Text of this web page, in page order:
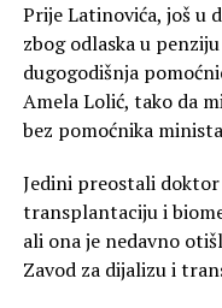
Prije Latinovića, još u
zbog odlaska u
dugogodišnja
Amela Lolić, tako da
bez pomoćnika
Jedini preostali doktor
transplantaciju i
ali ona je nedavno
Zavod za dijalizu i